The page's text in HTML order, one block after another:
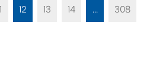
12 13 14 ... 308